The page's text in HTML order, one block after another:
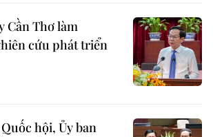
Cần Thơ làm
cứu phát triển
hội, Ủy ban